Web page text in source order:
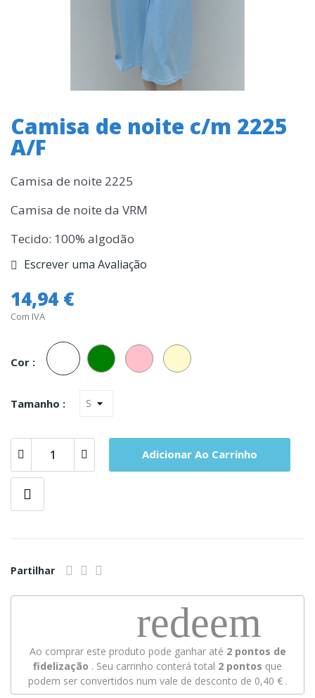
Camisa de noite c/m 2225
A/F
Camisa de noite 2225
Camisa de noite da VRM
Tecido: 100% algodão
Escrever uma Avaliação
14,94 €
Com IVA
Cor :
Branco Verde Rosa
Tamanho :
Adicionar Ao Carrinho
Partilhar
redeem
Ao comprar este produto pode ganhar até 2pontos de
fidelização . Seu carrinho conterá total 2 pontos que
podem ser convertidos num vale de desconto de 0,40 €.